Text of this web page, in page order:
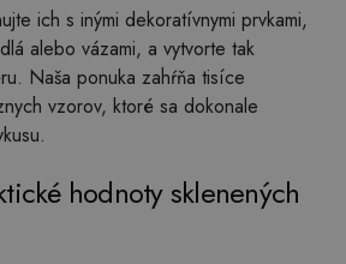
ich s inými dekoratívnymi prvkami,
alebo vázami, a vytvorte tak
Naša ponuka zahŕňa tisíce
vzorov, ktoré sa dokonale
hodnoty sklenených